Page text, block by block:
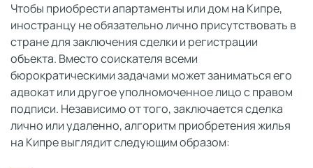
Чтобы приобрести апартаменты или дом на Кипре,
иностранцу не обязательно лично присутствовать в
стране для заключения сделки и регистрации
объекта. Вместо соискателя всеми
бюрократическими задачами может заниматься его
адвокат или другое уполномоченное лицо с правом
подписи. Независимо от того, заключается сделка
лично или удаленно, алгоритм приобретения жилья
на Кипре выглядит следующим образом: